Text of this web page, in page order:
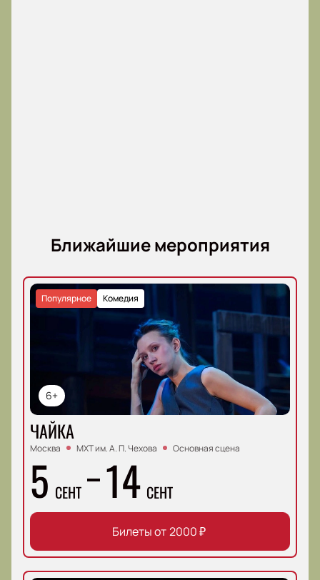
Ближайшие мероприятия
6+
Комедия
Популярное
ЧАЙКА
Москва МХТ им. А. П. Чехова Основная сцена
5 СЕНТ 14 СЕНТ
Билеты от 2000₽